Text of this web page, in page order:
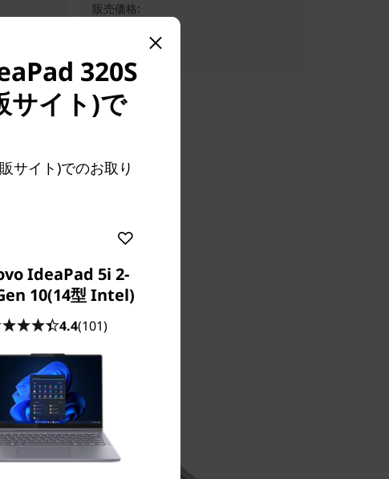
販売価格:
¥89,800
320S
サイト)で
サイト)でのお取り
IdeaPad 5i 2-
10(14型 Intel)
4.4(101)